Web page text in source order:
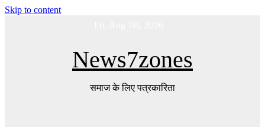
Skip to content
News7zones
समाज के लिए पत्रकारिता